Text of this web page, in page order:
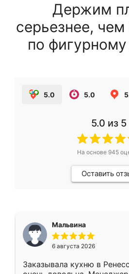
Держим
серьезнее,
по
5.0 5.0
5.0 из 5
На основе 945
Оставить
Мальвина
6 августа 2026
Заказывала кухню в